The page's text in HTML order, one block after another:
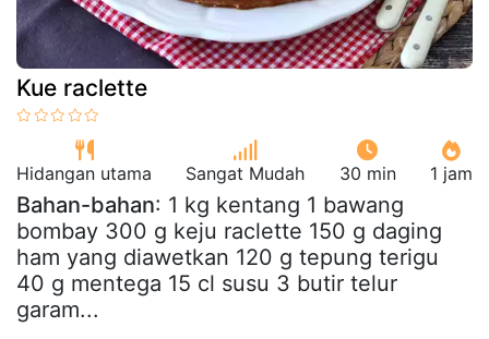
Kue raclette
Hidangan utama Sangat Mudah 30 min 1 jam
Bahan-bahan: 1 kg kentang 1 bawang
bombay 300 g keju raclette 150 g daging
ham yang diawetkan 120 g tepung terigu
40 g mentega 15 cl susu 3 butir telur
garam...